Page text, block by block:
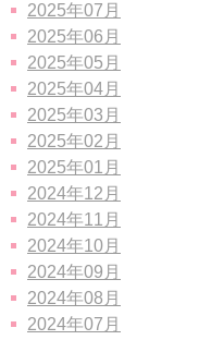
2025年07月
2025年06月
2025年05月
2025年04月
2025年03月
2025年02月
2025年01月
2024年12月
2024年11月
2024年10月
2024年09月
2024年08月
2024年07月